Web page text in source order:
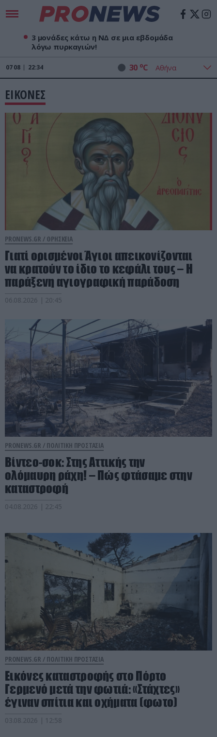
3 μονάδες κάτω η ΝΔ σε μια εβδομάδα
λόγω πυρκαγιών!
07 08 22:34 30 oC
ΕΙΚΟΝΕΣ
PRONEWS.GR / ΘΡΗΣΚΕΙΑ
Γιατί ορισμένοι Άγιοι απεικονίζονται
να κρατούν το ίδιο το κεφάλι τους – Η
παράξενη αγιογραφική παράδοση
06.08.2026 | 20:45
PRONEWS.GR / ΠΟΛΙΤΙΚΗ ΠΡΟΣΤΑΣΙΑ
Βίντεο-σοκ: Στης Αττικής την
ολόμαυρη ράχη! – Πώς φτάσαμε στην
καταστροφή
04.08.2026 | 22:45
PRONEWS.GR / ΠΟΛΙΤΙΚΗ ΠΡΟΣΤΑΣΙΑ
Εικόνες καταστροφής στο Πόρτο
Γερμενό μετά την φωτιά: «Στάχτες»
έγιναν σπίτια και οχήματα (φωτο)
03.08.2026 | 12:58